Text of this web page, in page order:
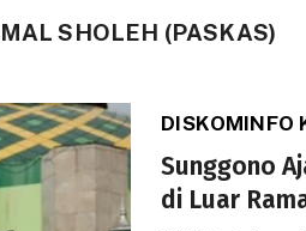
SHOLEH (PASKAS)
DISKOMINFO
Sunggono
di Luar